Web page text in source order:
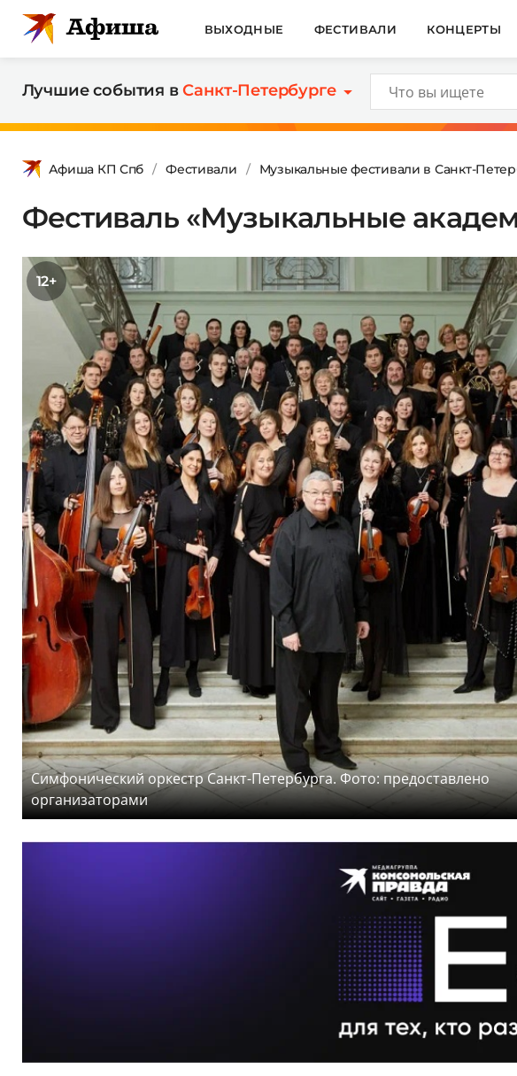
ВЫХОДНЫЕ ФЕСТИВАЛИ КОНЦЕРТЫ
Лучшие события вСанкт-Петербурге
Афиша КП Спб Фестивали Музыкальные фестивали в Санкт-
Фестиваль «Музыкальные
12+
Симфонический оркестр Санкт-Петербурга. Фото: предоставлено
организаторами